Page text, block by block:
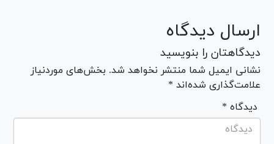
ارسال دیدگاه
دیدگاهتان را بنویسید
نشانی ایمیل شما منتشر نخواهد شد. بخش‌های موردنیاز
علامت‌گذاری شده‌اند *
* دیدگاه